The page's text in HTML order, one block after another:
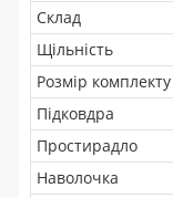
Склад
Щільність
Розмір комплекту
Підковдра
Простирадло
Наволочка